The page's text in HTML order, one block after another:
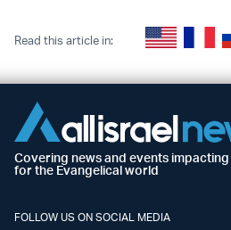
Read this article in:
Covering news and events
for the Evangelical world
FOLLOW US ON SOCIAL MEDIA